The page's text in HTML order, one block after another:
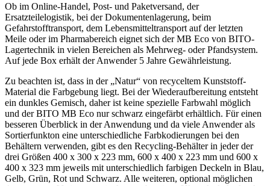
Ob im Online-Handel, Post- und Paketversand, der
Ersatzteilelogistik, bei der Dokumentenlagerung, beim
Gefahrstofftransport, dem Lebensmitteltransport auf der letzten
Meile oder im Pharmabereich eignet sich der MB Eco von BITO-
Lagertechnik in vielen Bereichen als Mehrweg- oder Pfandsystem.
Auf jede Box erhält der Anwender 5 Jahre Gewährleistung.
Zu beachten ist, dass in der „Natur“ von recyceltem Kunststoff-
Material die Farbgebung liegt. Bei der Wiederaufbereitung entsteht
ein dunkles Gemisch, daher ist keine spezielle Farbwahl möglich
und der BITO MB Eco nur schwarz eingefärbt erhältlich. Für einen
besseren Überblick in der Anwendung und da viele Anwender als
Sortierfunkton eine unterschiedliche Farbkodierungen bei den
Behältern verwenden, gibt es den Recycling-Behälter in jeder der
drei Größen 400 x 300 x 223 mm, 600 x 400 x 223 mm und 600 x
400 x 323 mm jeweils mit unterschiedlich farbigen Deckeln in Blau,
Gelb, Grün, Rot und Schwarz. Alle weiteren, optional möglichen